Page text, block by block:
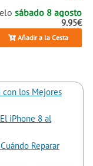
sábado 8 agosto
9.95€
Añadir a la Cesta
con los Mejores
iPhone 8 al
Reparar